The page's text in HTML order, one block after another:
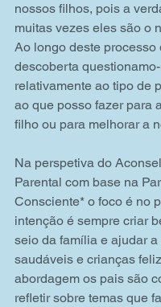
nossos filhos, pois a
muitas vezes eles são o
Ao longo deste processo
descoberta
relativamente ao tipo de
ao que posso fazer para
filho ou para melhorar a
Na perspetiva do
Parental com base na
Consciente* o foco é no
intenção é sempre criar
seio da família e ajudar
saudáveis e crianças
abordagem os pais são
refletir sobre temas que